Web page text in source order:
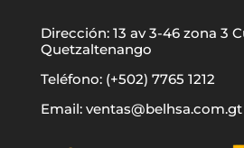
Dirección: 13 av 3-46 zona 3
Quetzaltenango
Teléfono: (+502) 7765 1212
Email: ventas@belhsa.com.gt